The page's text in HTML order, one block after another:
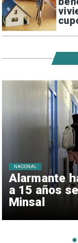
Alarmante
a 15 años
Minsal
NACIONAL